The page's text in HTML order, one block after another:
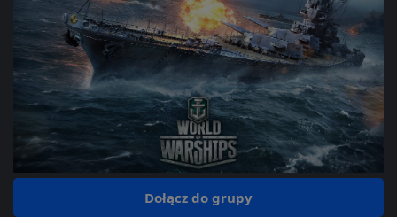
Dołącz do grupy